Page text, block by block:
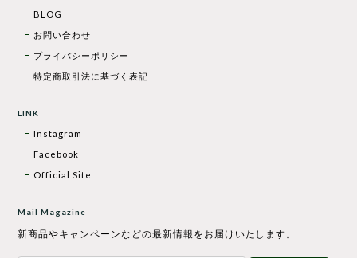
BLOG
お問い合わせ
プライバシーポリシー
特定商取引法に基づく表記
LINK
Instagram
Facebook
Official Site
Mail Magazine
新商品やキャンペーンなどの最新情報をお届けいたします。